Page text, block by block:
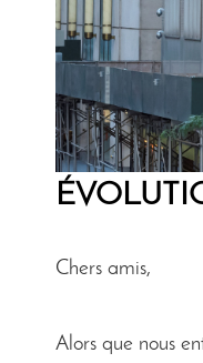
Chers amis,
Alors que nous